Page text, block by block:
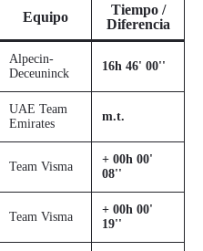
Equipo
Tiempo /
Diferencia
Alpecin-
Deceuninck
16h 46' 00''
UAE Team
Emirates
m.t.
Team Visma
+ 00h 00'
08''
Team Visma
+ 00h 00'
19''